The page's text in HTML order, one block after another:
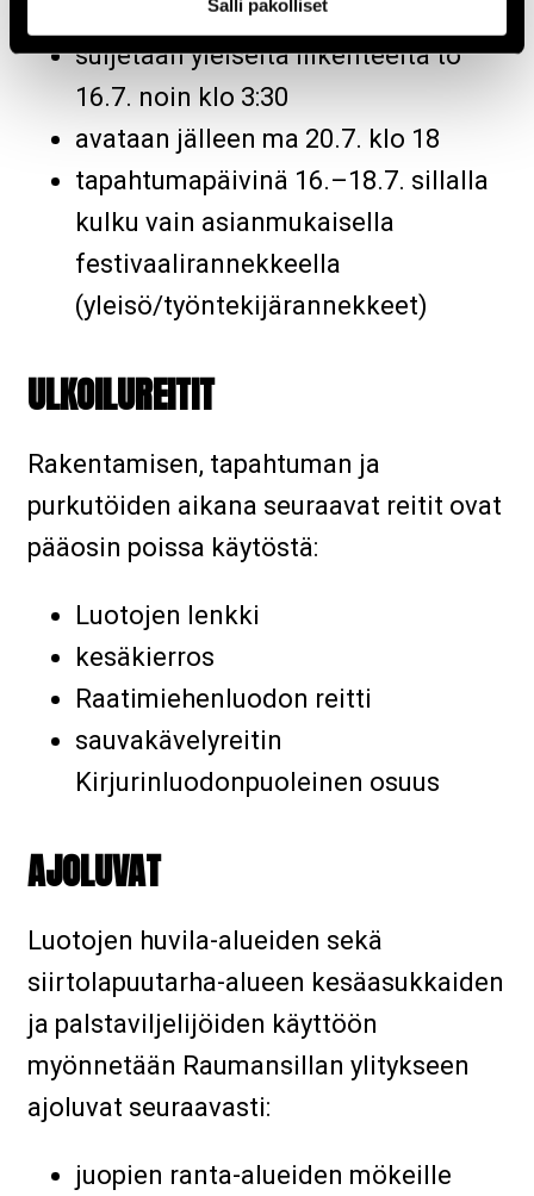
Salli pakolliset
suljetaan yleiseltä liikenteeltä to
16.7. noin klo 3:30
avataan jälleen ma 20.7. klo 18
tapahtumapäivinä 16.–18.7. sillalla
kulku vain asianmukaisella
festivaalirannekkeella
(yleisö/työntekijärannekkeet)
ULKOILUREITIT
Rakentamisen, tapahtuman ja
purkutöiden aikana seuraavat reitit ovat
pääosin poissa käytöstä:
Luotojen lenkki
kesäkierros
Raatimiehenluodon reitti
sauvakävelyreitin
Kirjurinluodonpuoleinen osuus
AJOLUVAT
Luotojen huvila-alueiden sekä
siirtolapuutarha-alueen kesäasukkaiden
ja palstaviljelijöiden käyttöön
myönnetään Raumansillan ylitykseen
ajoluvat seuraavasti:
juopien ranta-alueiden mökeille